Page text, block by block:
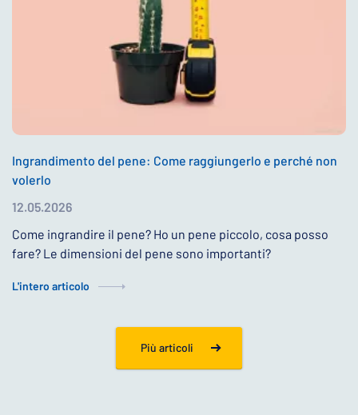
Ingrandimento del pene: Come raggiungerlo e perché non
volerlo
12.05.2026
Come ingrandire il pene? Ho un pene piccolo, cosa posso
fare? Le dimensioni del pene sono importanti?
L'intero articolo
Più articoli